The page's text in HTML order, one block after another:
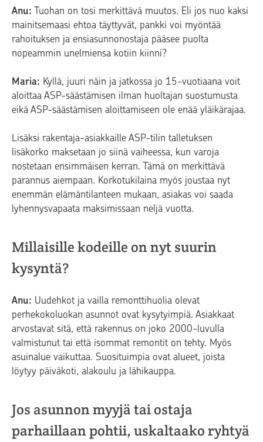
Anu: Tuohan on tosi merkittävä muutos. Eli jos nuo kaksi
mainitsemaasi ehtoa täyttyvät, pankki voi myöntää
rahoituksen ja ensiasunnonostaja pääsee puolta
nopeammin unelmiensa kotiin kiinni?
Maria: Kyllä, juuri näin ja jatkossa jo 15-vuotiaana voit
aloittaa ASP-säästämisen ilman huoltajan suostumusta
eikä ASP-säästämisen aloittamiseen ole enää yläikärajaa.
Lisäksi rakentaja-asiakkaille ASP-tilin talletuksen
lisäkorko maksetaan jo siinä vaiheessa, kun varoja
nostetaan ensimmäisen kerran. Tämä on merkittävä
parannus aiempaan. Korkotukilaina myös joustaa nyt
enemmän elämäntilanteen mukaan, asiakas voi saada
lyhennysvapaata maksimissaan neljä vuotta.
Millaisille kodeille on nyt suurin
kysyntä?
Anu: Uudehkot ja vailla remonttihuolia olevat
perhekokoluokan asunnot ovat kysytyimpiä. Asiakkaat
arvostavat sitä, että rakennus on joko 2000-luvulla
valmistunut tai että isommat remontit on tehty. Myös
asuinalue vaikuttaa. Suosituimpia ovat alueet, joista
löytyy päiväkoti, alakoulu ja lähikauppa.
Jos asunnon myyjä tai ostaja
parhaillaan pohtii, uskaltaako ryhtyä